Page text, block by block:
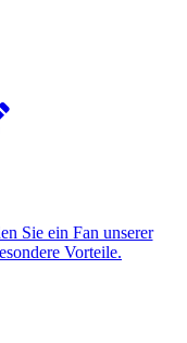
Sie ein Fan unserer
Vorteile.